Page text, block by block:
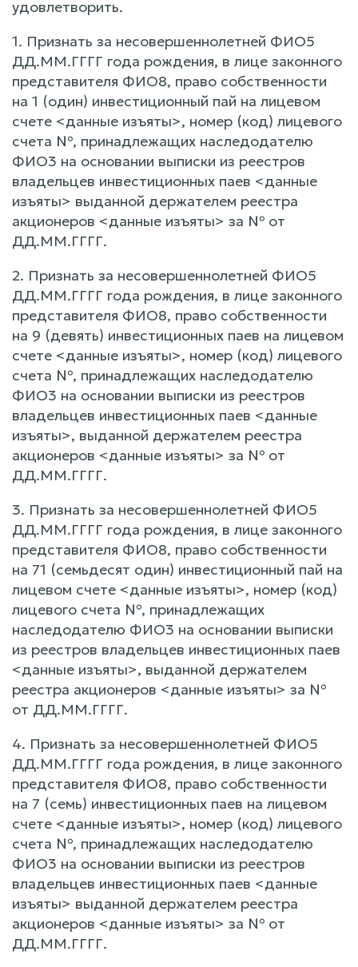
удовлетворить.
1. Признать за несовершеннолетней ФИО5
ДД.ММ.ГГГГ года рождения, в лице законного
представителя ФИО8, право собственности
на 1 (один) инвестиционный пай на лицевом
счете <данные изъяты>, номер (код) лицевого
счета №, принадлежащих наследодателю
ФИО3 на основании выписки из реестров
владельцев инвестиционных паев <данные
изъяты> выданной держателем реестра
акционеров <данные изъяты> за № от
ДД.ММ.ГГГГ.
2. Признать за несовершеннолетней ФИО5
ДД.ММ.ГГГГ года рождения, в лице законного
представителя ФИО8, право собственности
на 9 (девять) инвестиционных паев на лицевом
счете <данные изъяты>, номер (код) лицевого
счета №, принадлежащих наследодателю
ФИО3 на основании выписки из реестров
владельцев инвестиционных паев <данные
изъяты>, выданной держателем реестра
акционеров <данные изъяты> за № от
ДД.ММ.ГГГГ.
3. Признать за несовершеннолетней ФИО5
ДД.ММ.ГГГГ года рождения, в лице законного
представителя ФИО8, право собственности
на 71 (семьдесят один) инвестиционный пай на
лицевом счете <данные изъяты>, номер (код)
лицевого счета №, принадлежащих
наследодателю ФИО3 на основании выписки
из реестров владельцев инвестиционных паев
<данные изъяты>, выданной держателем
реестра акционеров <данные изъяты> за №
от ДД.ММ.ГГГГ.
4. Признать за несовершеннолетней ФИО5
ДД.ММ.ГГГГ года рождения, в лице законного
представителя ФИО8, право собственности
на 7 (семь) инвестиционных паев на лицевом
счете <данные изъяты>, номер (код) лицевого
счета №, принадлежащих наследодателю
ФИО3 на основании выписки из реестров
владельцев инвестиционных паев <данные
изъяты> выданной держателем реестра
акционеров <данные изъяты> за № от
ДД.ММ.ГГГГ.